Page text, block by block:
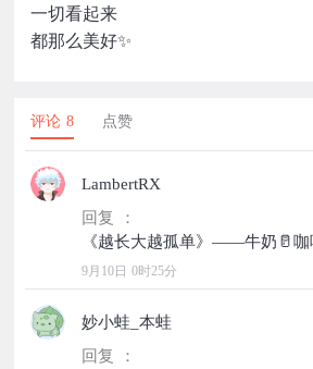
一切看起来
都那么美好✨
评论 8 点赞
LambertRX
回复 ：
9月10日 0时25分
妙小蛙_本蛙
回复 ：